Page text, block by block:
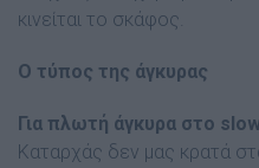
κινείται το σκάφος.
Ο τύπος της άγκυρας
Για πλωτή άγκυρα στο
Καταρχάς δεν μας κρατά